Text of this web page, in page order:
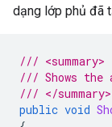
dạng lớp phủ đã
/// <summary>
/// Shows the
/// </summary>
public void